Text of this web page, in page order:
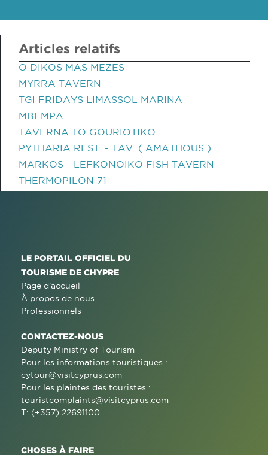
Articles relatifs
O DIKOS MAS MEZES
MYRRA TAVERN
TGI FRIDAYS LIMASSOL MARINA
MBEMPA
TAVERNA TO GOURIOTIKO
PYTHARIA REST. - TAV. ( AMATHOUS )
MARKOS - LEFKONOIKO FISH TAVERN
THERMOPILON 71
LE PORTAIL OFFICIEL DU
TOURISME DE CHYPRE
Page d'accueil
À propos de nous
Professionnels
CONTACTEZ-NOUS
Deputy Ministry of Tourism
Pour les informations touristiques :
cytour@visitcyprus.com
Pour les plaintes des touristes :
touristcomplaints@visitcyprus.com
T: (+357) 22691100
CHOSES À FAIRE